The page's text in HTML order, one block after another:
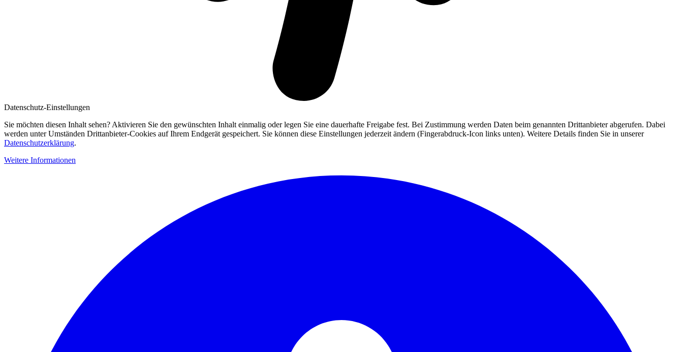
Datenschutz-Einstellungen
Sie möchten diesen Inhalt sehen? Aktivieren Sie den gewünschten Inhalt einmalig oder legen Sie eine dauerhafte Freigabe fest. Bei Zustimmung werden Daten beim genannten Drittanbieter abgerufen. Dabei
werden unter Umständen Drittanbieter-Cookies auf Ihrem Endgerät gespeichert. Sie können diese Einstellungen jederzeit ändern (Fingerabdruck-Icon links unten). Weitere Details finden Sie in unserer
Datenschutzerklärung.
Weitere Informationen